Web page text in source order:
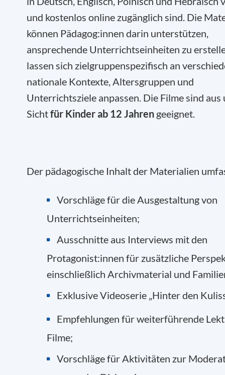
und kostenlos online zugänglich sind. Die
können Pädagog:innen darin unterstützen,
ansprechende Unterrichtseinheiten zu
lassen sich zielgruppenspezifisch an
nationale Kontexte, Altersgruppen und
Unterrichtsziele anpassen. Die Filme sind aus
Sichtfür Kinder ab 12 Jahren geeignet.
Der pädagogische Inhalt der Materialien
Vorschläge für die Ausgestaltung von
Unterrichtseinheiten;
Ausschnitte aus Interviews mit den
Protagonist:innen für zusätzliche
einschließlich Archivmaterial und
Exklusive Videoserie „Hinter den
Empfehlungen für weiterführende
Filme;
Vorschläge für Aktivitäten zur